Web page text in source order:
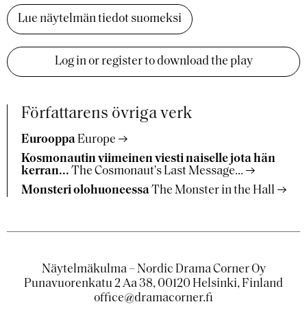
Lue näytelmän tiedot suomeksi
Log in or register to download the play
Författarens övriga verk
Eurooppa Europe
Kosmonautin viimeinen viesti naiselle jota hän
kerran... The Cosmonaut's Last Message...
Monsteri olohuoneessaThe Monster in the Hall
Näytelmäkulma – Nordic Drama Corner Oy
Punavuorenkatu 2 Aa 38, 00120 Helsinki, Finland
office@dramacorner.fi